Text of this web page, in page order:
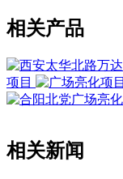
相关产品
项目
相关新闻